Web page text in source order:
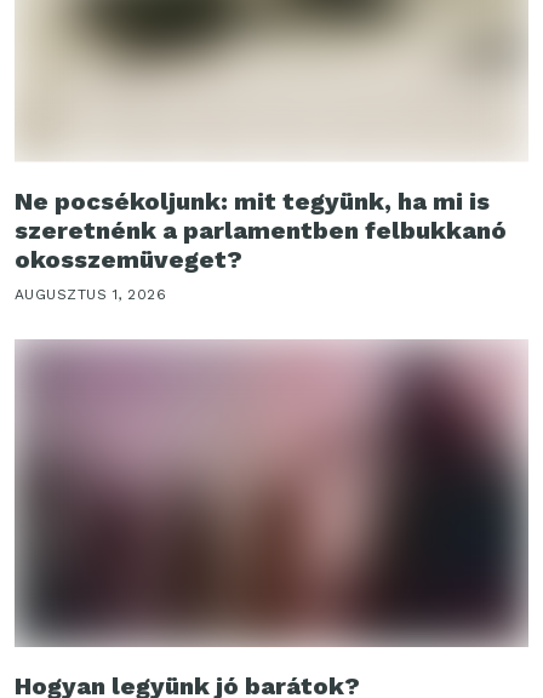
Ne pocsékoljunk: mit tegyünk, ha mi is
szeretnénk a parlamentben felbukkanó
okosszemüveget?
AUGUSZTUS 1, 2026
Hogyan legyünk jó barátok?